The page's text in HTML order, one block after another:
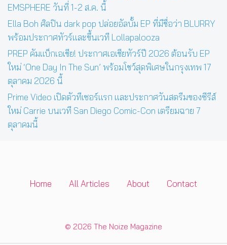
EMSPHERE วันที่ 1-2 ส.ค. นี้
Ella Boh ศิลปิน dark pop ปล่อยอัลบั้ม EP ที่มีชื่อว่า BLURRY
พร้อมประกาศทัวร์และขึ้นเวที Lollapalooza
PREP คัมแบ็กเอเชีย! ประกาศเอเชียทัวร์ปี 2026 ต้อนรับ EP
ใหม่ ‘One Day In The Sun’ พร้อมโชว์สุดพิเศษในกรุงเทพ 17
ตุลาคม 2026 นี้
Prime Video เปิดตัวทีเซอร์แรก และประกาศวันสตรีมของซีรีส์
ใหม่ Carrie บนเวที San Diego Comic-Con เตรียมฉาย 7
ตุลาคมนี้
Home All Articles About Contact
© 2026 The Noize Magazine